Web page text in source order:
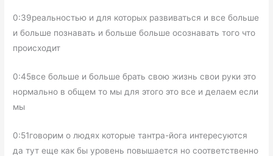
0:39реальностью и для которых развиваться и все больше
и больше познавать и больше больше осознавать того что
происходит
0:45все больше и больше брать свою жизнь свои руки это
нормально в общем то мы для этого это все и делаем если
мы
0:51говорим о людях которые тантра-йога интересуются
да тут еще как бы уровень повышается но соответственно